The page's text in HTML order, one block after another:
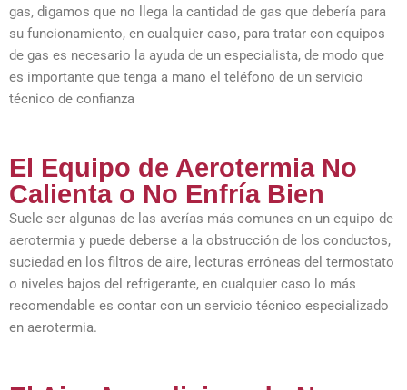
gas, digamos que no llega la cantidad de gas que debería para
su funcionamiento, en cualquier caso, para tratar con equipos
de gas es necesario la ayuda de un especialista, de modo que
es importante que tenga a mano el teléfono de un servicio
técnico de confianza
El Equipo de Aerotermia No
Calienta o No Enfría Bien
Suele ser algunas de las averías más comunes en un equipo de
aerotermia y puede deberse a la obstrucción de los conductos,
suciedad en los filtros de aire, lecturas erróneas del termostato
o niveles bajos del refrigerante, en cualquier caso lo más
recomendable es contar con un servicio técnico especializado
en aerotermia.